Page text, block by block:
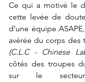
Ce qui a motivé le
cette levée de
d’une équipe
(C.L.C - Chinese
côtés des troupes
sur le